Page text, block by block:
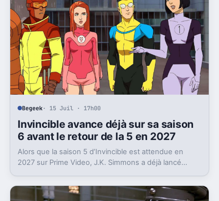
Begeek· 15 Juil · 17h00
Invincible avance déjà sur sa saison
6 avant le retour de la 5 en 2027
Alors que la saison 5 d’Invincible est attendue en
2027 sur Prime Video, J.K. Simmons a déjà lancé